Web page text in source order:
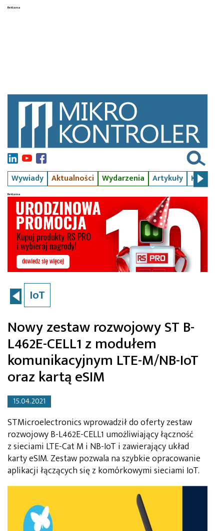
Wywiady Aktualności Wydarzenia Artykuły Kursy
IoT
Nowy zestaw rozwojowy ST B-
L462E-CELL1 z modułem
komunikacyjnym LTE-M/NB-IoT
oraz kartą eSIM
15.04.2021
STMicroelectronics wprowadził do oferty zestaw
rozwojowy B-L462E-CELL1 umożliwiający łączność
z sieciami LTE-Cat M i NB-IoT i zawierający układ
karty eSIM. Zestaw pozwala na szybkie opracowanie
aplikacji łączących się z komórkowymi sieciami IoT.